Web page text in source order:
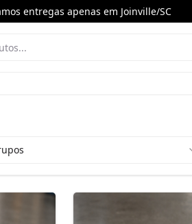
entregas apenas em Joinville/SC